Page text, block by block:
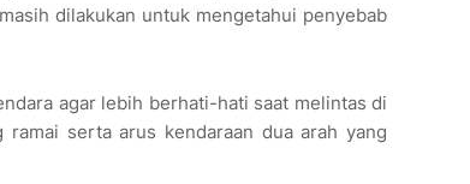
dilakukan untuk mengetahui penyebab
agar lebih berhati-hati saat melintas di
serta arus kendaraan dua arah yang